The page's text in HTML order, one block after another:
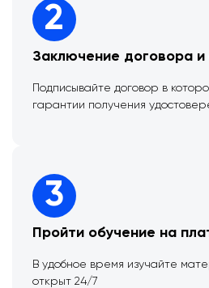
2
Заключение договора и
Подписывайте договор в
гарантии получения
3
Пройти обучение на
В удобное время изучайте
открыт 24/7